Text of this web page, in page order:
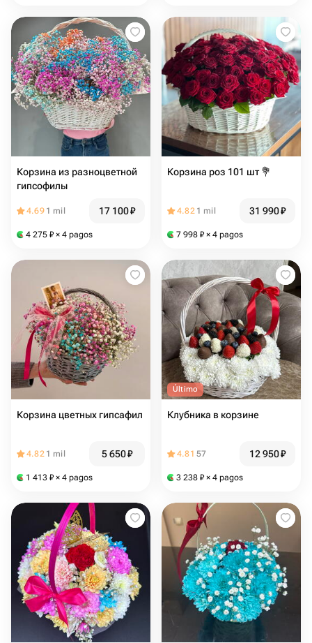
Корзина из разноцветной
гипсофилы
4.69 1 mil 17 100₽
4 275 ₽ × 4 pagos
Корзина роз 101 шт 💐
4.82 1 mil 31 990₽
7 998 ₽ × 4 pagos
Корзина цветных гипсафил
4.82 1 mil 5 650₽
1 413 ₽ × 4 pagos
Último
Клубника в корзине
4.81 57 12 950₽
3 238 ₽ × 4 pagos